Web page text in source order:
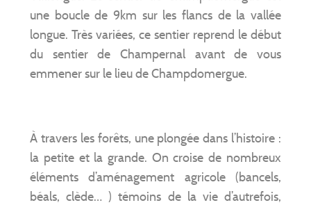
une boucle de 9km sur les flancs de la vallée
longue. Très variées, ce sentier reprend le début
du sentier de Champernal avant de vous
emmener sur le lieu de Champdomergue.
À travers les forêts, une plongée dans l’histoire :
la petite et la grande. On croise de nombreux
éléments d’aménagement agricole (bancels,
béals, clède… ) témoins de la vie d’autrefois,